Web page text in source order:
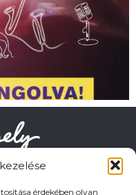
érdekében olyan